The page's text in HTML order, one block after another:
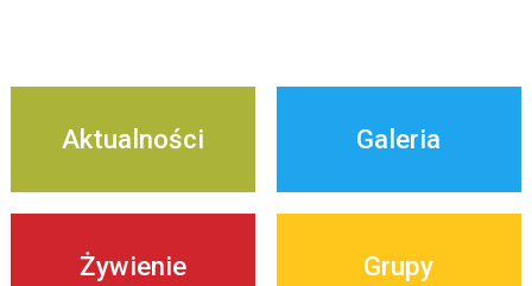
Aktualności Galeria
Żywienie Grupy